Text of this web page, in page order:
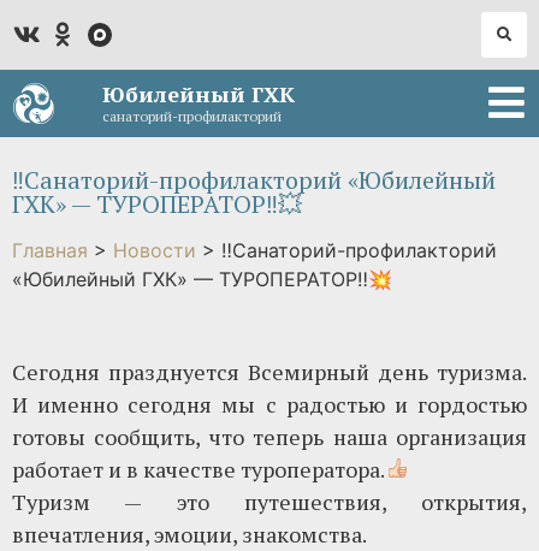
Юбилейный ГХК
санаторий-профилакторий
‼Санаторий-профилакторий «Юбилейный
ГХК» — ТУРОПЕРАТОР‼💥
Главная > Новости > ‼Санаторий-профилакторий
«Юбилейный ГХК» — ТУРОПЕРАТОР‼💥
Сегодня празднуется Всемирный день туризма.
И именно сегодня мы с радостью и гордостью
готовы сообщить, что теперь наша организация
работает и в качестве туроператора.
Туризм — это путешествия, открытия,
впечатления, эмоции, знакомства.